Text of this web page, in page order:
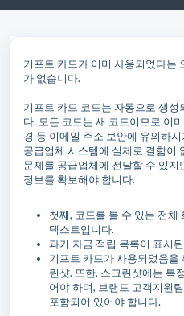
기프트 카드가 이미 사용되었다는
가 없습니다.
기프트 카드 코드는 자동으로 생
다. 모든 코드는 새 코드이므로 이
경 등 이메일 주소 보안에 유의하
공급업체 시스템에 실제로 결함이
문제를 공급업체에 전달할 수 있
정보를 확보해야 합니다.
첫째, 코드를 볼 수 있는 전체
텍스트입니다.
과거 자금 적립 목록이 표시
기프트 카드가 사용되었음을
린샷. 또한, 스크린샷에는 특
어야 하며, 브랜드 고객지원
포함되어 있어야 합니다.